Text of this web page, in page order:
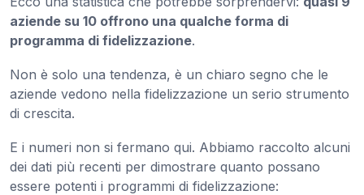
aziende su 10 offrono una qualche forma di
programma di fidelizzazione.
Non è solo una tendenza, è un chiaro segno che le
aziende vedono nella fidelizzazione un serio strumento
di crescita.
E i numeri non si fermano qui. Abbiamo raccolto alcuni
dei dati più recenti per dimostrare quanto possano
essere potenti i programmi di fidelizzazione: